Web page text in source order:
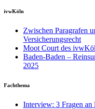
ivwKöln
Zwischen Paragrafen
Versicherungsrecht
Moot Court des
Baden-Baden –
2025
Fachthema
Interview: 3 Fragen an